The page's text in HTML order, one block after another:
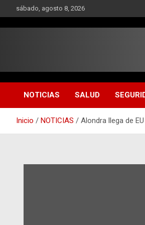
al
contenido
sábado, agosto 8, 2026
NOTICIAS SALUD
Inicio NOTICIAS Alondra llega de